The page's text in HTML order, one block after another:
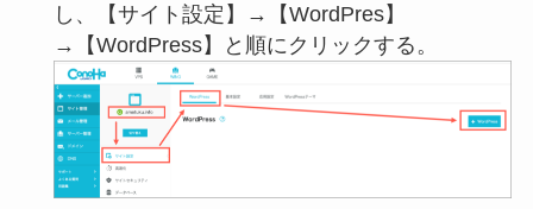
し、【サイト設定】→【WordPres】
→【WordPress】と順にクリックする。